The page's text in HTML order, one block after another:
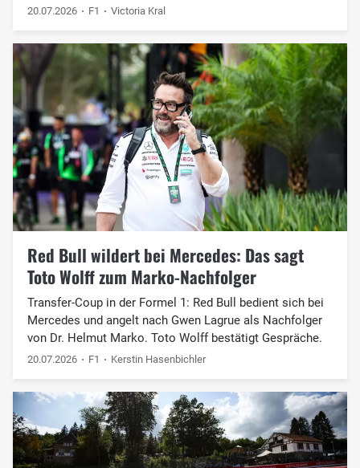
20.07.2026 F1 Victoria Kral
Red Bull wildert bei Mercedes: Das sagt
Toto Wolff zum Marko-Nachfolger
Transfer-Coup in der Formel 1: Red Bull bedient sich bei
Mercedes und angelt nach Gwen Lagrue als Nachfolger
von Dr. Helmut Marko. Toto Wolff bestätigt Gespräche.
20.07.2026 F1 Kerstin Hasenbichler